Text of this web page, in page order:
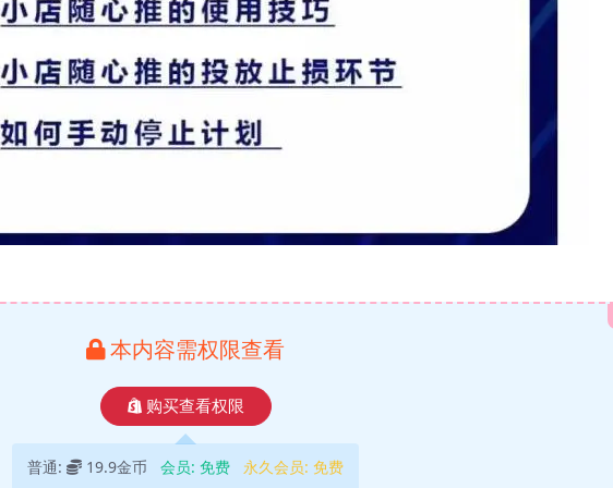
本内容需权限查看
购买查看权限
普通: 19.9金币 会员: 免费 永久会员: 免费